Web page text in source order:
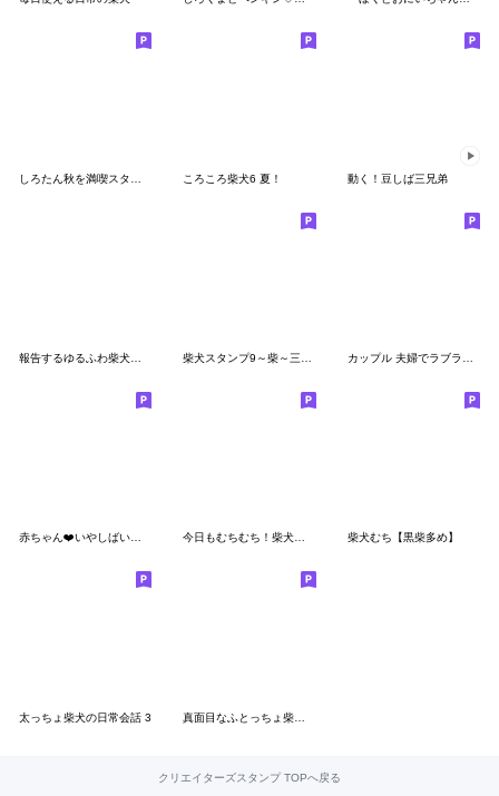
ころころ柴犬6 夏！ 動く！豆しば三兄弟
赤ちゃん❤️いやしばいぬ❤️柴犬 今日もむちむち！柴犬むち【犬の日】 柴犬むち【黒柴多め】
太っちょ柴犬の日常会話 3
クリエイターズスタンプ TOPへ戻る